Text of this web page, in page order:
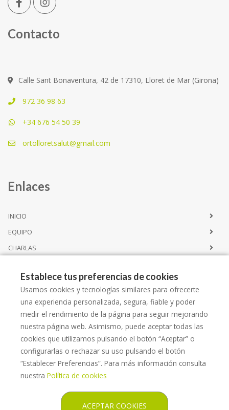
Contacto
Calle Sant Bonaventura, 42 de 17310, Lloret de Mar (Girona)
972 36 98 63
+34 676 54 50 39
ortolloretsalut@gmail.com
Enlaces
INICIO
EQUIPO
CHARLAS
Servicios
CATÁLOGO SERVICIOS
ALQUILER
ESPACIO LLORET SALUT
Establece tus preferencias de cookies
Usamos cookies y tecnologías similares para ofrecerte
una experiencia personalizada, segura, fiable y poder
medir el rendimiento de la página para seguir mejorando
nuestra página web. Asimismo, puede aceptar todas las
cookies que utilizamos pulsando el botón “Aceptar” o
configurarlas o rechazar su uso pulsando el botón
“Establecer Preferencias”. Para más información consulta
nuestra Política de cookies
ACEPTAR COOKIES